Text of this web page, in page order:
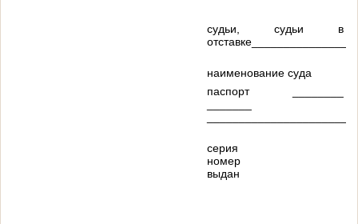
судьи, судьи в
наименование суда
паспорт ________
серия
номер
выдан